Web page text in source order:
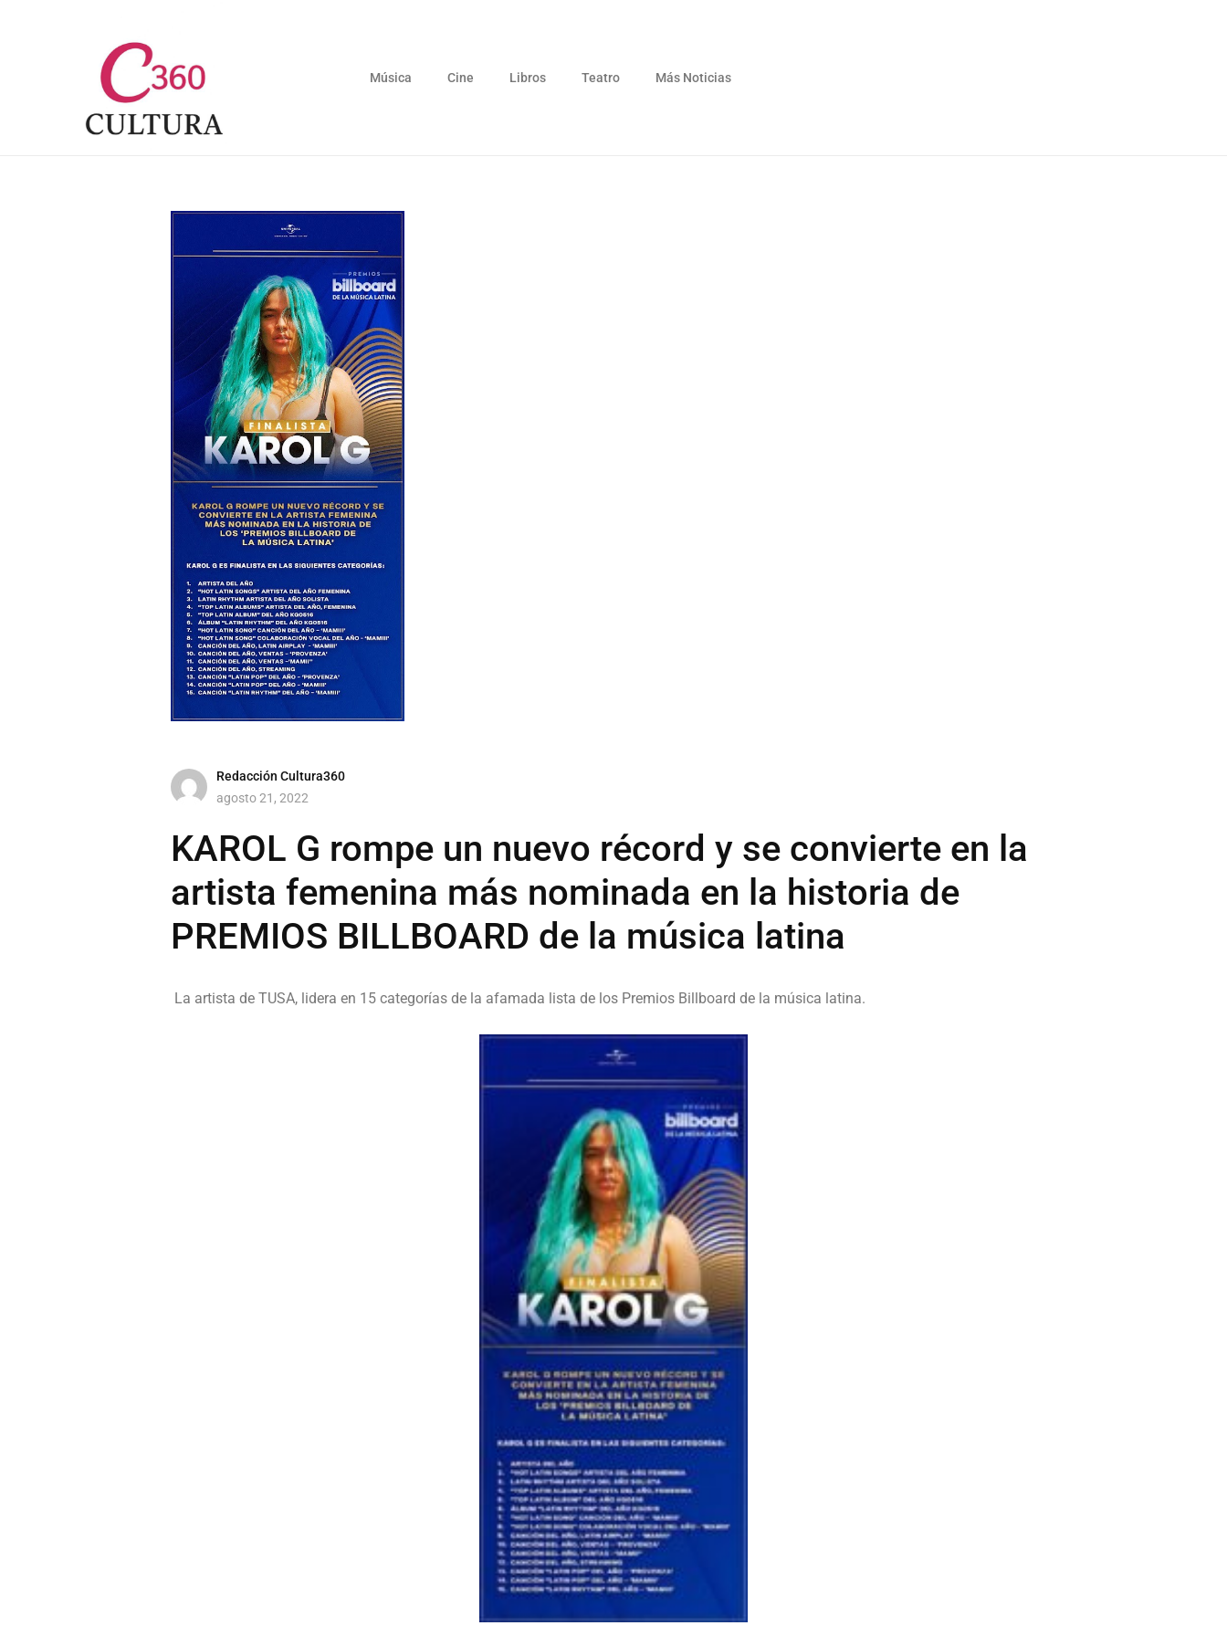
Música Cine Libros Teatro Más Noticias
Redacción Cultura360
agosto 21, 2022
KAROL G rompe un nuevo récord y se convierte en la
artista femenina más nominada en la historia de
PREMIOS BILLBOARD de la música latina
La artista de TUSA, lidera en 15 categorías de la afamada lista de los Premios Billboard de la música latina.